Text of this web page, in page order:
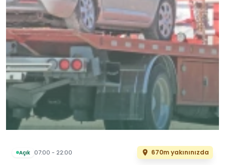
Açık 07:00 - 22:00 670m yakınınızda